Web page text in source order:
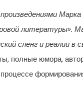
литературы».
сленг и реалии в
полные юмора,